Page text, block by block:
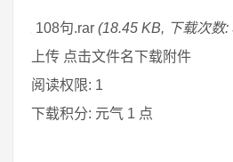
108句.rar (18.45 KB, 下载次数:
上传 点击文件名下载附件
阅读权限: 1
下载积分: 元气 1 点